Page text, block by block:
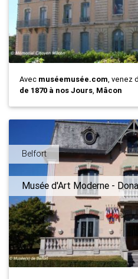
Avec muséemusée.com, venez
de 1870 à nos Jours, Mâcon
Belfort
Musée d'Art Moderne -